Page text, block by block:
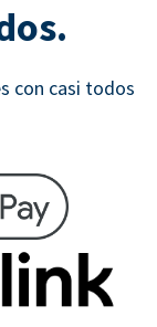
con casi todos